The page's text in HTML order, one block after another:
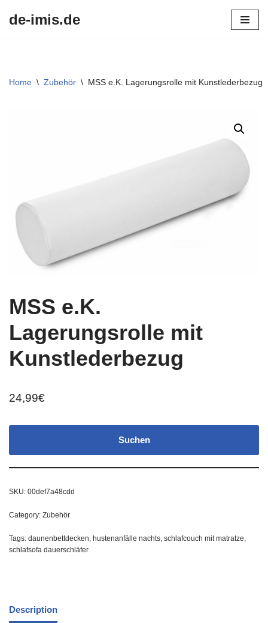
de-imis.de
Home \ Zubehör \ MSS e.K. Lagerungsrolle mit Kunstlederbezug
MSS e.K.
Lagerungsrolle mit
Kunstlederbezug
24,99€
Suchen
SKU: 00def7a48cdd
Category: Zubehör
Tags: daunenbettdecken, hustenanfälle nachts, schlafcouch mit matratze,
schlafsofa dauerschläfer
Description